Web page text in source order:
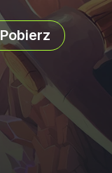
Pobierz